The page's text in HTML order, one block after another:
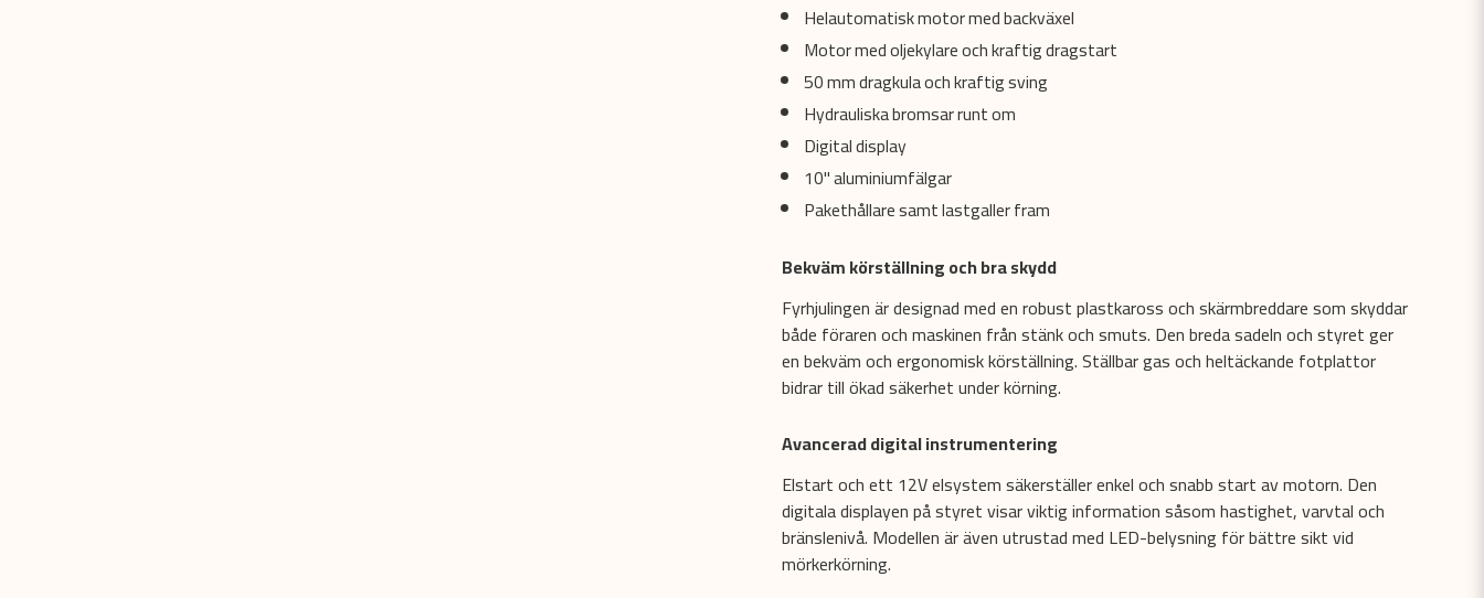
Helautomatisk motor med backväxel
Motor med oljekylare och kraftig dragstart
50 mm dragkula och kraftig sving
Hydrauliska bromsar runt om
Digital display
10" aluminiumfälgar
Pakethållare samt lastgaller fram
Bekväm körställning och bra skydd
Fyrhjulingen är designad med en robust plastkaross och skärmbreddare som skyddar
både föraren och maskinen från stänk och smuts. Den breda sadeln och styret ger
en bekväm och ergonomisk körställning. Ställbar gas och heltäckande fotplattor
bidrar till ökad säkerhet under körning.
Avancerad digital instrumentering
Elstart och ett 12V elsystem säkerställer enkel och snabb start av motorn. Den
digitala displayen på styret visar viktig information såsom hastighet, varvtal och
bränslenivå. Modellen är även utrustad med LED-belysning för bättre sikt vid
mörkerkörning.